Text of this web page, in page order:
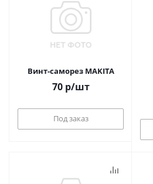
Винт-саморез MAKITA
70р/шт
Под заказ